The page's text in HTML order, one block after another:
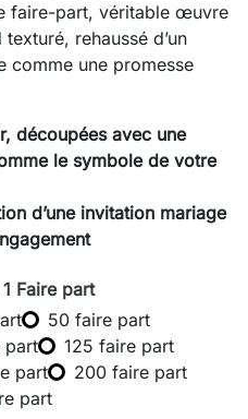
faire-part, véritable œuvre
rehaussé d’un
comme une promesse
découpées avec une
le symbole de votre
d’une invitation mariage
1 Faire part
50 faire part
part
125 faire part
part
200 faire part
part